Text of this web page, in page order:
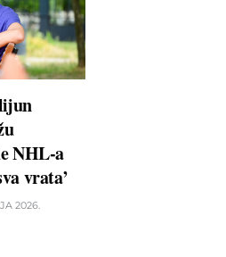
NHL-a
vrata’
2026.